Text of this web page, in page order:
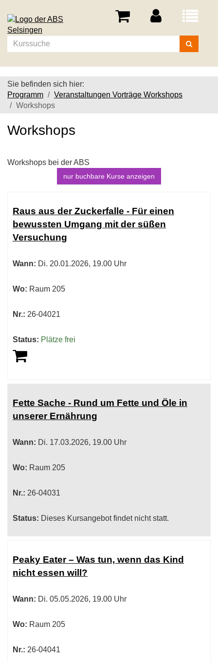
Menü
Kurse
suchen
Sie befinden sich hier:
Programm
Veranstaltungen Vorträge Workshops
Workshops
Workshops
Workshops bei der ABS
nur buchbare Kurse anzeigen
Tabellenüberschriften
können
sortiert
werden.
Raus aus der Zuckerfalle - Für einen
bewussten Umgang mit der süßen
Versuchung
Wann: Di. 20.01.2026, 19.00 Uhr
Wo: Raum 205
Nr.: 26-04021
Status: Plätze frei
Fette Sache - Rund um Fette und Öle in
unserer Ernährung
Wann: Di. 17.03.2026, 19.00 Uhr
Wo: Raum 205
Nr.: 26-04031
Status: Dieses Kursangebot findet nicht statt.
Peaky Eater – Was tun, wenn das Kind
nicht essen will?
Wann: Di. 05.05.2026, 19.00 Uhr
Wo: Raum 205
Nr.: 26-04041